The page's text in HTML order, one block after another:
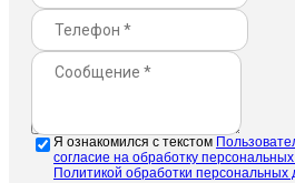
Я ознакомился с текстом
cогласие на обработку
Политикой обработки персональных